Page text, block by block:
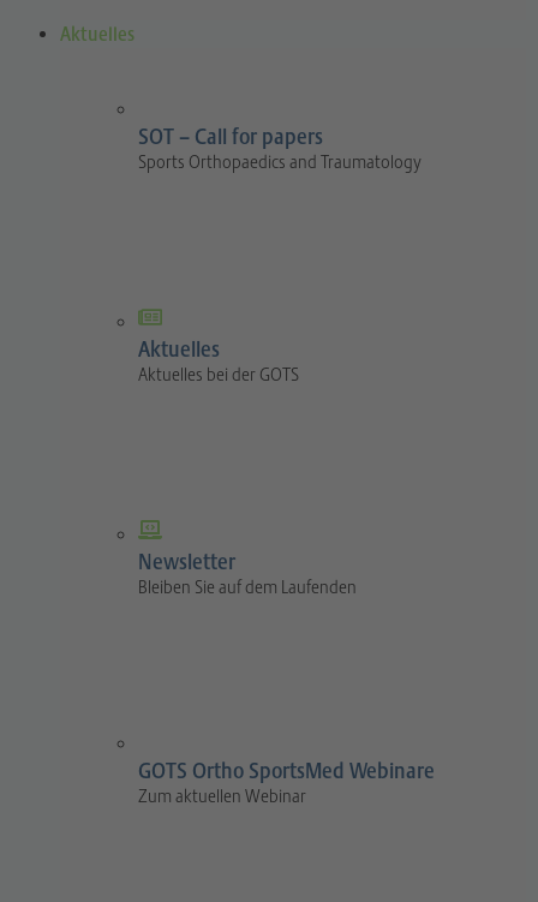
Aktuelles
SOT – Call for papers
Sports Orthopaedics and Traumatology
Aktuelles
Aktuelles bei der GOTS
Newsletter
Bleiben Sie auf dem Laufenden
GOTS Ortho SportsMed Webinare
Zum aktuellen Webinar